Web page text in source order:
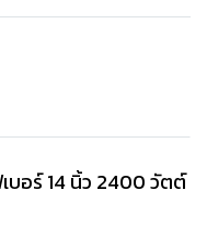
เบอร์ 14 นิ้ว 2400 วัตต์